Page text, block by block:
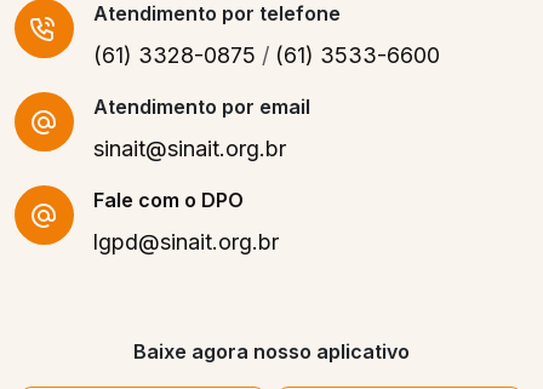
Atendimento por telefone
(61) 3328-0875 / (61) 3533-6600
Atendimento por email
sinait@sinait.org.br
Fale com o DPO
lgpd@sinait.org.br
Baixe agora nosso aplicativo